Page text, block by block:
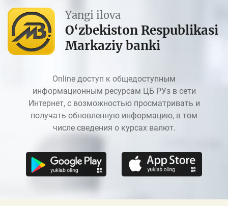
Yangi ilova
O‘zbekiston Respublikasi
Markaziy banki
Online доступ к общедоступным
информационным ресурсам ЦБ РУз в сети
Интернет, с возможностью просматривать и
получать обновленную информацию, в том
числе сведения о курсах валют.